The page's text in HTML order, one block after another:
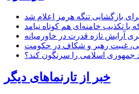
تکذیب خامنه‌ای هم کوتاه نیامد
آرایش تازه قدرت در خاورمیانه
غیبت رهبر و شکاف در حکومت
جمهوری اسلامی را سرنگون کند؟
خبر از تارنماهای دیگر